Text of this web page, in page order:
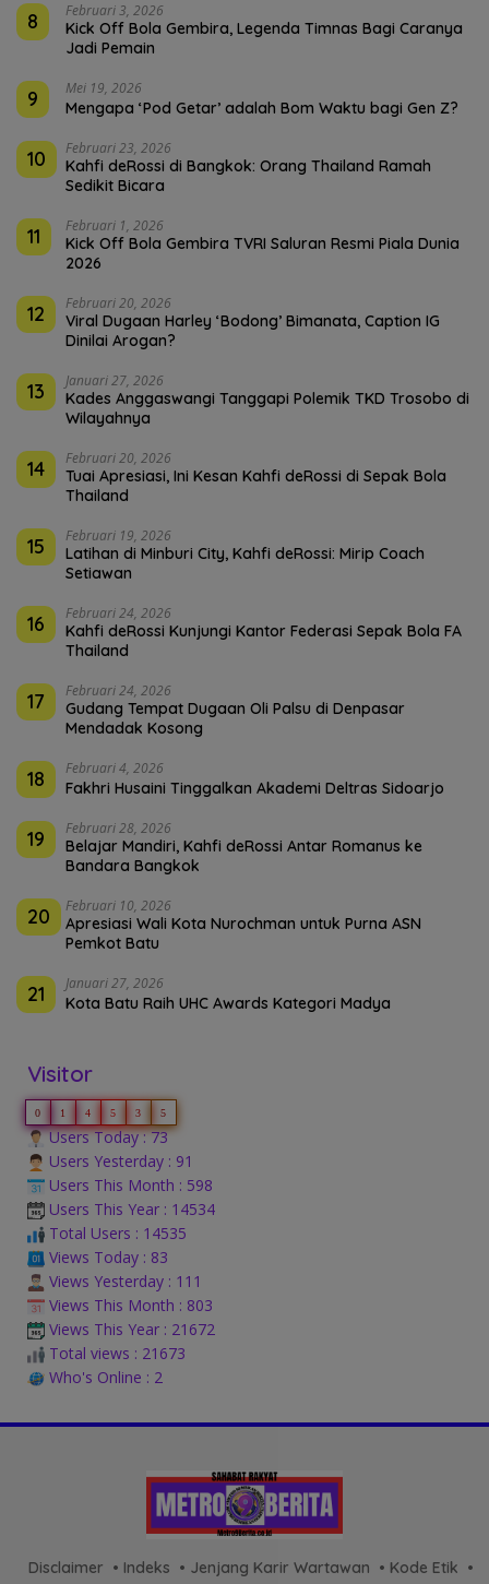
8 Februari 3, 2026
Kick Off Bola Gembira, Legenda Timnas Bagi Caranya
Jadi Pemain
9 Mei 19, 2026
Mengapa ‘Pod Getar’ adalah Bom Waktu bagi Gen Z?
10 Februari 23, 2026
Kahfi deRossi di Bangkok: Orang Thailand Ramah
Sedikit Bicara
11 Februari 1, 2026
Kick Off Bola Gembira TVRI Saluran Resmi Piala Dunia
2026
12 Februari 20, 2026
Viral Dugaan Harley ‘Bodong’ Bimanata, Caption IG
Dinilai Arogan?
13 Januari 27, 2026
Kades Anggaswangi Tanggapi Polemik TKD Trosobo di
Wilayahnya
14 Februari 20, 2026
Tuai Apresiasi, Ini Kesan Kahfi deRossi di Sepak Bola
Thailand
15 Februari 19, 2026
Latihan di Minburi City, Kahfi deRossi: Mirip Coach
Setiawan
16 Februari 24, 2026
Kahfi deRossi Kunjungi Kantor Federasi Sepak Bola FA
Thailand
17 Februari 24, 2026
Gudang Tempat Dugaan Oli Palsu di Denpasar
Mendadak Kosong
18 Februari 4, 2026
Fakhri Husaini Tinggalkan Akademi Deltras Sidoarjo
19 Februari 28, 2026
Belajar Mandiri, Kahfi deRossi Antar Romanus ke
Bandara Bangkok
20 Februari 10, 2026
Apresiasi Wali Kota Nurochman untuk Purna ASN
Pemkot Batu
21 Januari 27, 2026
Kota Batu Raih UHC Awards Kategori Madya
Visitor
0 1 4 5 3 5
Users Today : 73
Users Yesterday : 91
Users This Month : 598
Users This Year : 14534
Total Users : 14535
Views Today : 83
Views Yesterday : 111
Views This Month : 803
Views This Year : 21672
Total views : 21673
Who's Online : 2
Disclaimer Indeks Jenjang Karir Wartawan
Kode Etik